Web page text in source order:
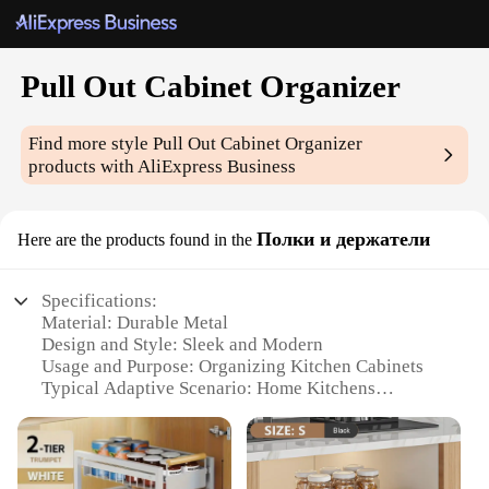
Pull Out Cabinet Organizer
Find more stylePull Out Cabinet Organizer
products with AliExpress Business
Here are the products found in the Полки и держатели
Specifications:
Material: Durable Metal
Design and Style: Sleek and Modern
Usage and Purpose: Organizing Kitchen Cabinets
Typical Adaptive Scenario: Home Kitchens
Fit Various Cabinet Sizes
Performance and Property: Smooth Pull-Out
Mechanism for Easy Access